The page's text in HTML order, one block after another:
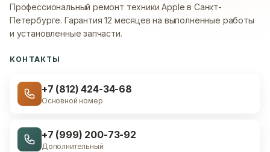
Профессиональный ремонт техники Apple в Санкт-
Петербурге. Гарантия 12 месяцев на выполненные работы
и установленные запчасти.
КОНТАКТЫ
+7 (812) 424-34-68
Основной номер
+7 (999) 200-73-92
Дополнительный